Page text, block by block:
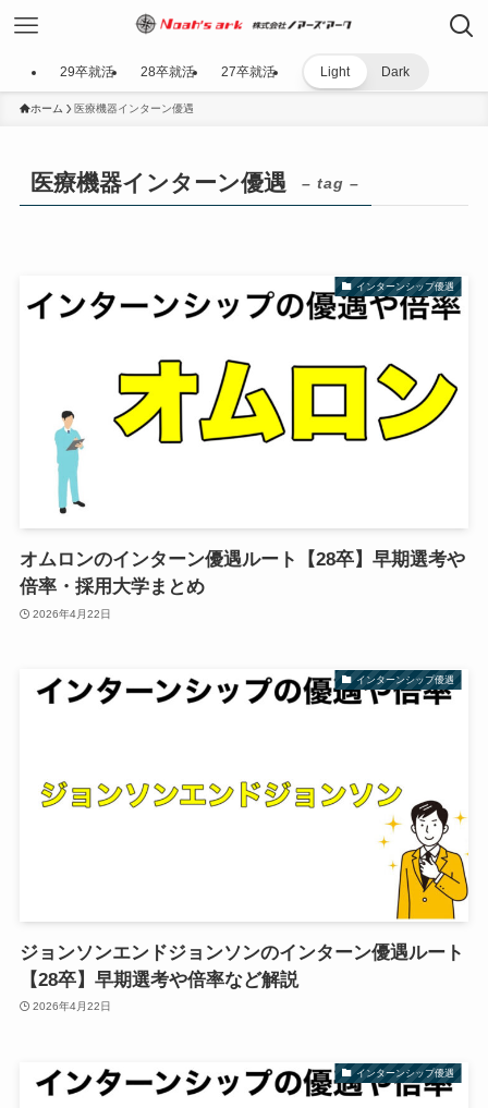
29卒就活 28卒就活 27卒就活 Light Dark
ホーム 医療機器インターン優遇
医療機器インターン優遇 – tag –
インターンシップ優遇
オムロンのインターン優遇ルート【28卒】早期選考や
倍率・採用大学まとめ
2026年4月22日
インターンシップ優遇
ジョンソンエンドジョンソンのインターン優遇ルート
【28卒】早期選考や倍率など解説
2026年4月22日
インターンシップ優遇